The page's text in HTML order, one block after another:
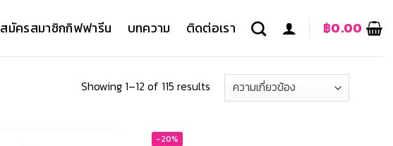
สมัครสมาชิกกิฟฟารีน บทความ ติดต่อเรา ฿0.00
Showing 1–12 of 115 results
-20%